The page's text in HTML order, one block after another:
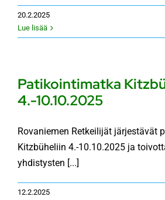
20.2.2025
Lue lisää
Patikointimatka
4.-10.10.2025
Rovaniemen Retkeilijät järjestävät
Kitzbüheliin 4.-10.10.2025 ja
yhdistysten [...]
12.2.2025